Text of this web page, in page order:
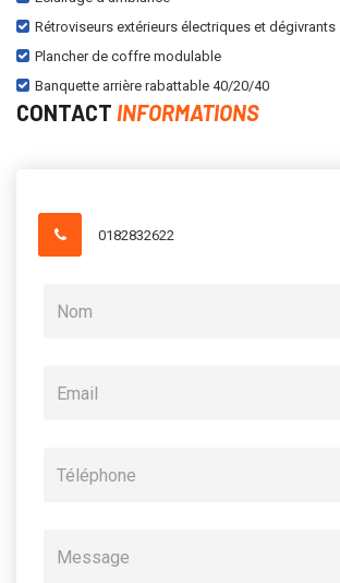
Rétroviseurs extérieurs électriques et dégivrants
Plancher de coffre modulable
Banquette arrière rabattable 40/20/40
CONTACT INFORMATIONS
0182832622